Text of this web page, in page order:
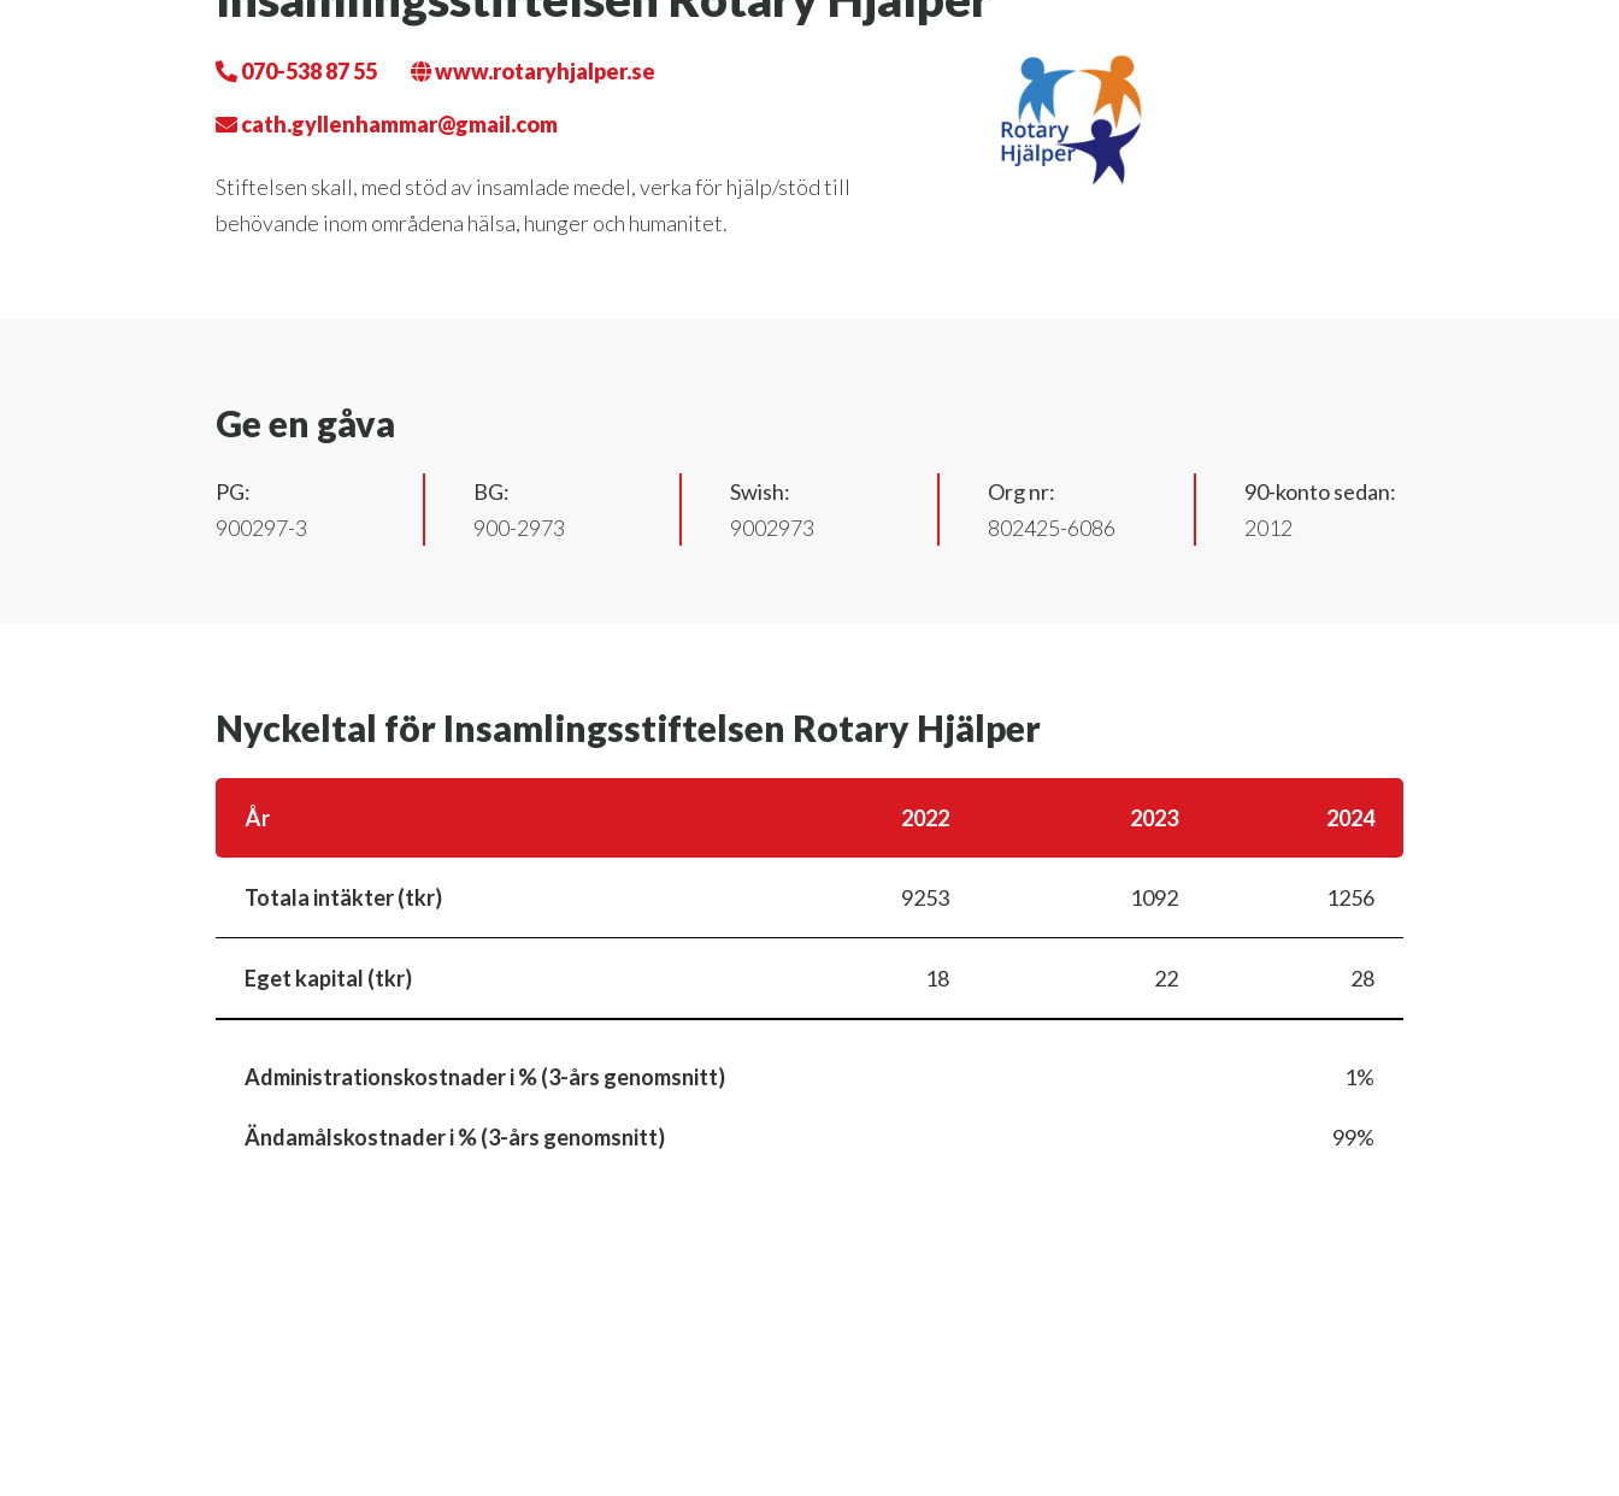
070-538 87 55
www.rotaryhjalper.se
cath.gyllenhammar@gmail.com
Stiftelsen skall, med stöd av insamlade medel, verka för hjälp/stöd till
behövande inom områdena hälsa, hunger och humanitet.
Ge en gåva
PG:
900297-3
BG:
900-2973
Swish:
9002973
Org nr:
802425-6086
90-konto sedan:
2012
Nyckeltal för Insamlingsstiftelsen Rotary Hjälper
År 2022 2023 2024
Totala intäkter (tkr) 9253 1092 1256
Eget kapital (tkr) 18 22 28
Administrationskostnader i % (3-års genomsnitt) 1%
Ändamålskostnader i % (3-års genomsnitt) 99%